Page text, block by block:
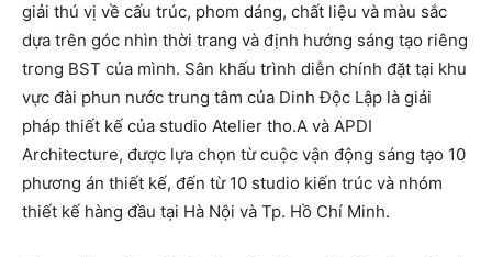
giải thú vị về cấu trúc, phom dáng, chất liệu và màu sắc
dựa trên góc nhìn thời trang và định hướng sáng tạo riêng
trong BST của mình. Sân khấu trình diễn chính đặt tại khu
vực đài phun nước trung tâm của Dinh Độc Lập là giải
pháp thiết kế của studio Atelier tho.A và APDI
Architecture, được lựa chọn từ cuộc vận động sáng tạo 10
phương án thiết kế, đến từ 10 studio kiến trúc và nhóm
thiết kế hàng đầu tại Hà Nội và Tp. Hồ Chí Minh.